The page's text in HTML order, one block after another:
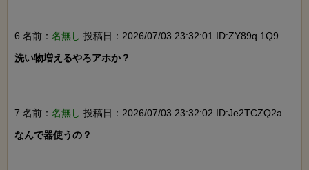
6 名前： 名無し 投稿日：2026/07/03 23:32:01 ID:ZY89q.1Q9
洗い物増えるやろアホか？
7 名前： 名無し 投稿日：2026/07/03 23:32:02 ID:Je2TCZQ2a
なんで器使うの？